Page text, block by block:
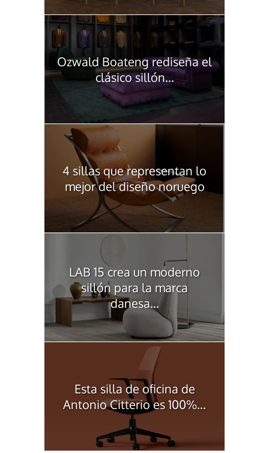
Ozwald Boateng rediseña el
clásico sillón...
4 sillas que representan lo
mejor del diseño noruego
LAB 15 crea un moderno
sillón para la marca
danesa...
Esta silla de oficina de
Antonio Citterio es 100%...